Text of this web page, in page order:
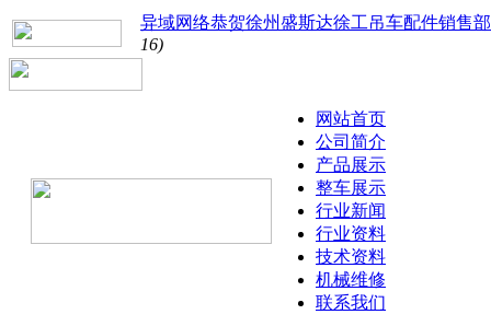
异域网络恭贺徐州盛斯达徐工吊车配件销售
16)
网站首页
公司简介
产品展示
整车展示
行业新闻
行业资料
技术资料
机械维修
联系我们